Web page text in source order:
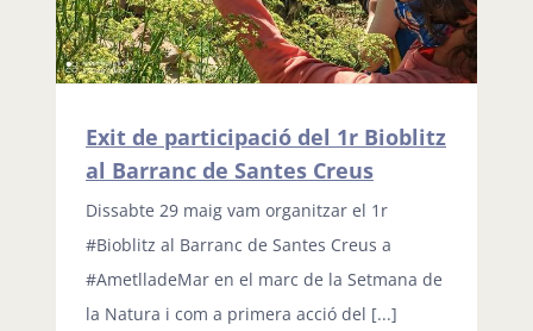
Exit de participació del 1r Bioblitz
al Barranc de Santes Creus
Dissabte 29 maig vam organitzar el 1r
#Bioblitz al Barranc de Santes Creus a
#AmetlladeMar en el marc de la Setmana de
la Natura i com a primera acció del [...]